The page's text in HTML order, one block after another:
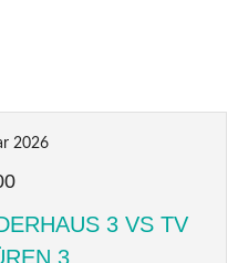
2026
3 VS TV
3